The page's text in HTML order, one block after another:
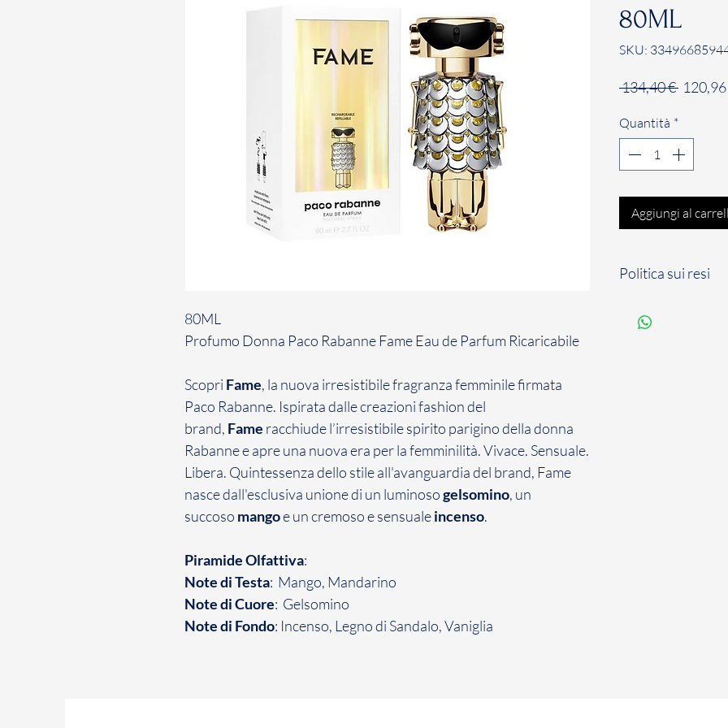
80ML
Profumo Donna Paco Rabanne Fame Eau de Parfum Ricaricabile
Scopri Fame, la nuova irresistibile fragranza femminile firmata
Paco Rabanne. Ispirata dalle creazioni fashion del
brand, Fame racchiude l’irresistibile spirito parigino della donna
Rabanne e apre una nuova era per la femminilità. Vivace. Sensuale.
Libera. Quintessenza dello stile all'avanguardia del brand, Fame
nasce dall'esclusiva unione di un luminosogelsomino, un
succoso mangoe un cremoso e sensualeincenso.
Piramide Olfattiva:
Note di Testa: Mango, Mandarino
Note di Cuore: Gelsomino
Note di Fondo: Incenso, Legno di Sandalo, Vaniglia
80ML
SKU:
134,40 € Prezzo
Quantità *
Aggiungi al
Politica sui resi
solari a partire